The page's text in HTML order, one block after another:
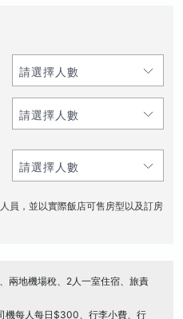
員，並以實際飯店可售房型以及訂房
兩地機場稅、2人一室住宿、旅責
機每人每日$300、行李小費、行